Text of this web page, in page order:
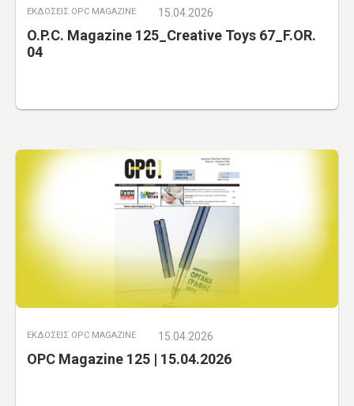
ΕΚΔΟΣΕΙΣ OPC MAGAZINE 15.04.2026
O.P.C. Magazine 125_Creative Toys 67_F.OR.
04
ΕΚΔΟΣΕΙΣ OPC MAGAZINE 15.04.2026
OPC Magazine 125 | 15.04.2026